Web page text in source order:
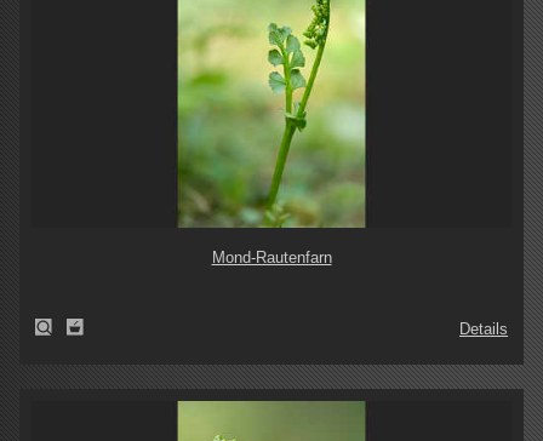
Mond-Rautenfarn
Details